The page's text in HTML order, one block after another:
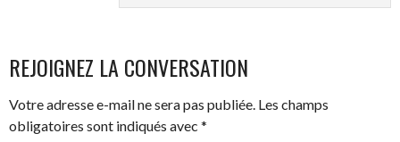
REJOIGNEZ LA CONVERSATION
Votre adresse e-mail ne sera pas publiée. Les champs
obligatoires sont indiqués avec *